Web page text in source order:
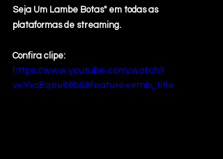
Seja Um Lambe Botas" em todas as
plataformas de streaming.
Confira clipe:
https://www.youtube.com/watch?
v=YvsEqeu86b8&feature=emb_title